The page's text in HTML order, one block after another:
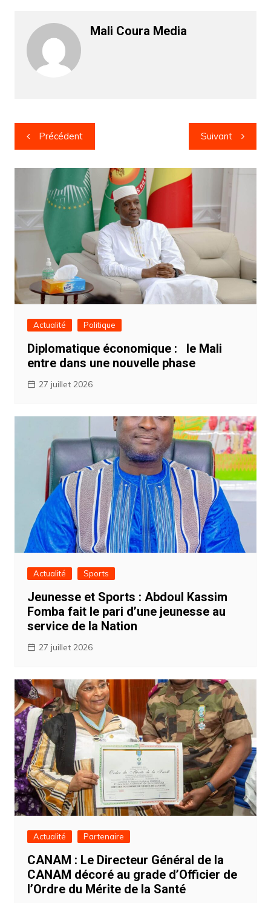
Mali Coura Media
Navigation
de
l’article
Précédent Suivant
Actualité Politique
Diplomatique économique : ‎ ‎le Mali
entre dans une nouvelle phase
27 juillet 2026
Actualité Sports
Jeunesse et Sports : Abdoul Kassim
Fomba fait le pari d’une jeunesse au
service de la Nation ‎
27 juillet 2026
Actualité Partenaire
CANAM : Le Directeur Général de la
CANAM décoré au grade d’Officier de
l’Ordre du Mérite de la Santé